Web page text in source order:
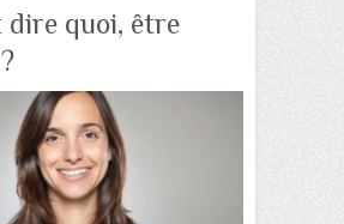
dire quoi, être